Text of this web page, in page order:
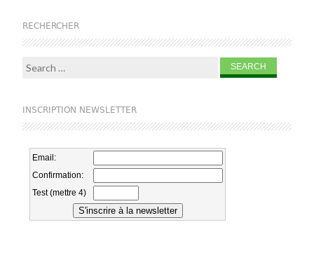
RECHERCHER
Search for:
INSCRIPTION NEWSLETTER